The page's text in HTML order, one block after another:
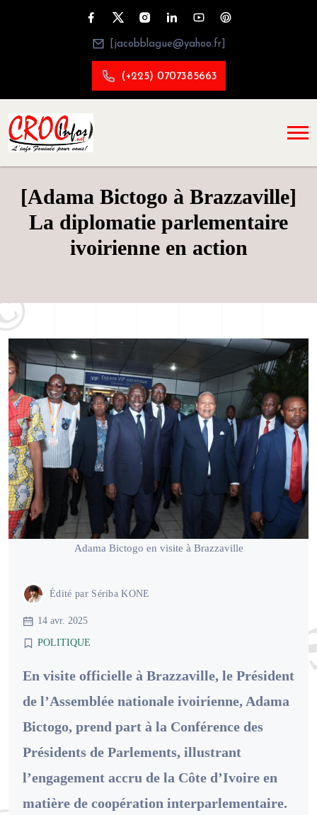
[jacobblague@yahoo.fr]
(+225) 0707385663
[Adama Bictogo à Brazzaville]
La diplomatie parlementaire
ivoirienne en action
Adama Bictogo en visite à Brazzaville
Édité par Sériba KONE
14 avr. 2025
POLITIQUE
En visite officielle à Brazzaville, le Président
de l’Assemblée nationale ivoirienne, Adama
Bictogo, prend part à la Conférence des
Présidents de Parlements, illustrant
l’engagement accru de la Côte d’Ivoire en
matière de coopération interparlementaire.